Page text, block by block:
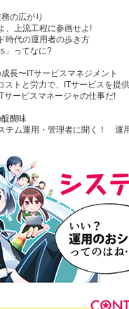
の広がり
上流工程に参画せよ!
代の運用者の歩き方
」ってなに?
長〜ITサービスマネジメント
トと労力で、ITサービスを提
ービスマネージャの仕事だ!
醐味
ム運用・管理者に聞く！ 運